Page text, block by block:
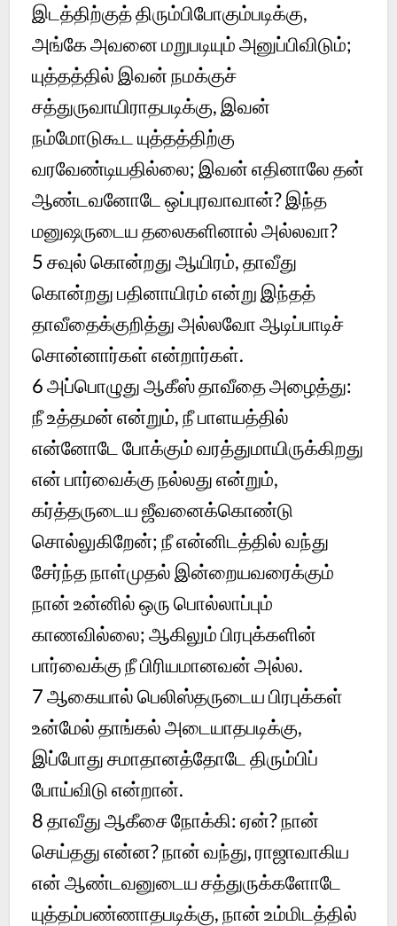
இடத்திற்குத் திரும்பிபோகும்படிக்கு,
அங்கே அவனை மறுபடியும் அனுப்பிவிடும்;
யுத்தத்தில் இவன் நமக்குச்
சத்துருவாயிராதபடிக்கு, இவன்
நம்மோடுகூட யுத்தத்திற்கு
வரவேண்டியதில்லை; இவன் எதினாலே தன்
ஆண்டவனோடே ஒப்புரவாவான்? இந்த
மனுஷருடைய தலைகளினால் அல்லவா?
5சவுல் கொன்றது ஆயிரம், தாவீது
கொன்றது பதினாயிரம் என்று இந்தத்
தாவீதைக்குறித்து அல்லவோ ஆடிப்பாடிச்
சொன்னார்கள் என்றார்கள்.
6அப்பொழுது ஆகீஸ் தாவீதை அழைத்து:
நீ உத்தமன் என்றும், நீ பாளயத்தில்
என்னோடே போக்கும் வரத்துமாயிருக்கிறது
என் பார்வைக்கு நல்லது என்றும்,
கர்த்தருடைய ஜீவனைக்கொண்டு
சொல்லுகிறேன்; நீ என்னிடத்தில் வந்து
சேர்ந்த நாள்முதல் இன்றையவரைக்கும்
நான் உன்னில் ஒரு பொல்லாப்பும்
காணவில்லை; ஆகிலும் பிரபுக்களின்
பார்வைக்கு நீ பிரியமானவன் அல்ல.
7ஆகையால் பெலிஸ்தருடைய பிரபுக்கள்
உன்மேல் தாங்கல் அடையாதபடிக்கு,
இப்போது சமாதானத்தோடே திரும்பிப்
போய்விடு என்றான்.
8தாவீது ஆகீசை நோக்கி: ஏன்? நான்
செய்தது என்ன? நான் வந்து, ராஜாவாகிய
என் ஆண்டவனுடைய சத்துருக்களோடே
யுத்தம்பண்ணாதபடிக்கு, நான் உம்மிடத்தில்